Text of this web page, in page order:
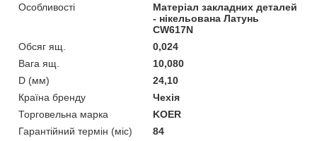
Особливості
Матеріал закладних деталей
- нікельована Латунь
CW617N
Обсяг ящ.
0,024
Вага ящ.
10,080
D (мм)
24,10
Країна бренду
Чехія
Торговельна марка
KOER
Гарантійний термін (міс)
84